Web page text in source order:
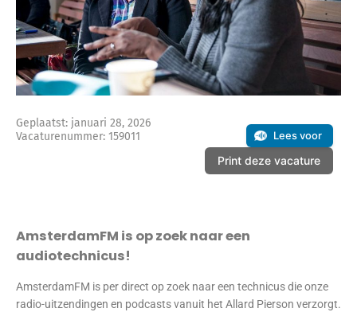
Geplaatst: januari 28, 2026
Vacaturenummer: 159011
Print deze vacature
Lees voor
AmsterdamFM is op zoek naar een
audiotechnicus!
AmsterdamFM is per direct op zoek naar een technicus die onze
radio-uitzendingen en podcasts vanuit het Allard Pierson verzorgt.